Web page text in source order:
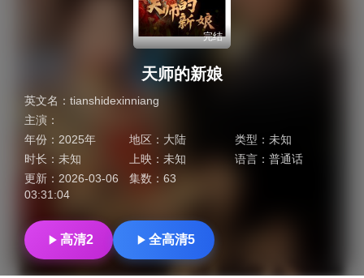
完结
天师的新娘
英文名： tianshidexinniang
主演：
年份： 2025年 地区： 大陆 类型： 未知
时长： 未知 上映：未知 语言： 普通话
更新： 2026-03-06
03:31:04
集数：63
高清2 全高清5